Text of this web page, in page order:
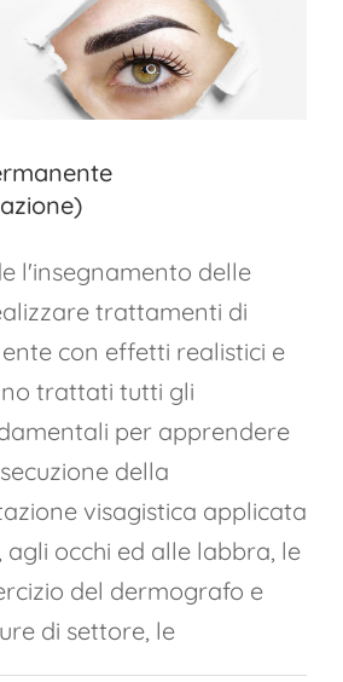
l'insegnamento delle
trattamenti di
con effetti realistici e
trattati tutti gli
per apprendere
della
visagistica applicata
agli occhi ed alle labbra, le
del dermografo e
di settore, le